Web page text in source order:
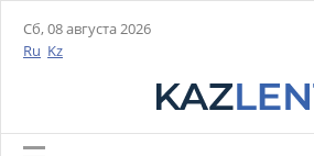
Сб, 08 августа 2026
Ru Kz